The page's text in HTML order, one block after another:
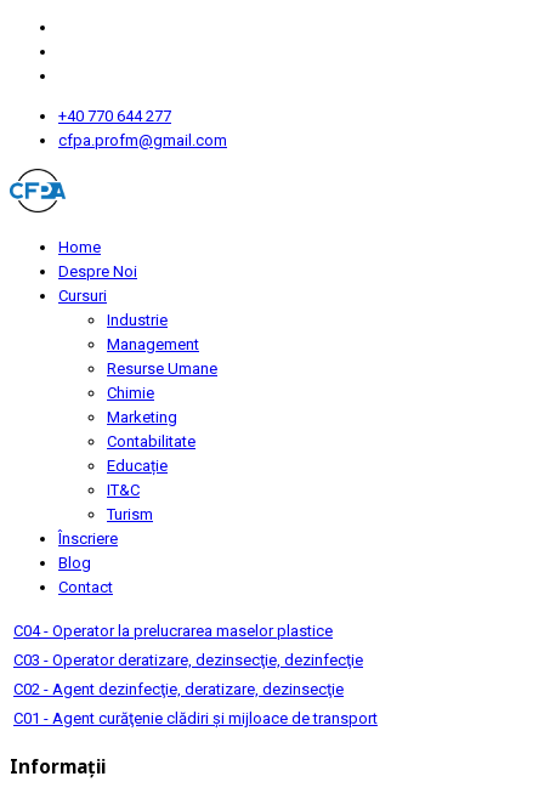
+40 770 644 277
cfpa.profm@gmail.com
Home
Despre Noi
Cursuri
Industrie
Management
Resurse Umane
Chimie
Marketing
Contabilitate
Educație
IT&C
Turism
Înscriere
Blog
Contact
C04 - Operator la prelucrarea maselor plastice
C03 - Operator deratizare, dezinsecţie, dezinfecţie
C02 - Agent dezinfecţie, deratizare, dezinsecţie
C01 - Agent curăţenie clădiri şi mijloace de transport
Informații